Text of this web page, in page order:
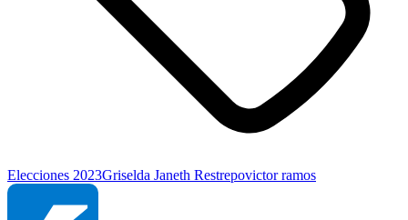
Elecciones 2023Griselda Janeth Restrepovictor ramos